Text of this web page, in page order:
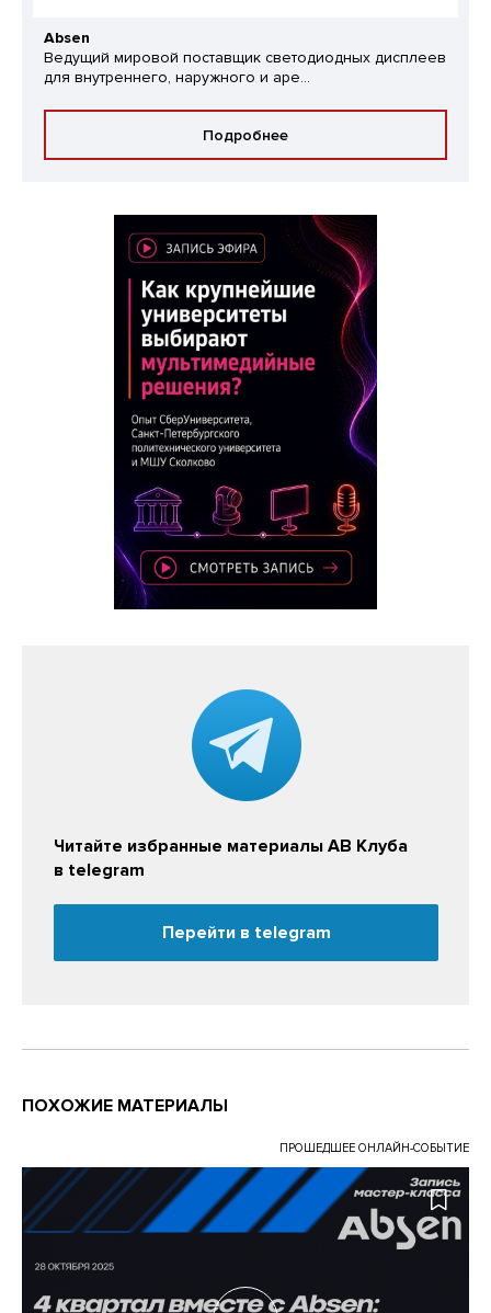
Absen
Ведущий мировой поставщик светодиодных дисплеев
для внутреннего, наружного и аре...
Подробнее
Читайте избранные материалы АВ Клуба
в telegram
Перейти в telegram
ПОХОЖИЕ МАТЕРИАЛЫ
ПРОШЕДШЕЕ ОНЛАЙН-СОБЫТИЕ